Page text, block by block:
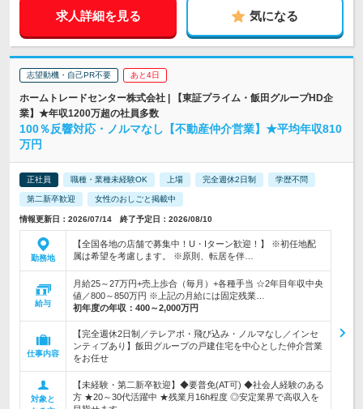
求人詳細を見る 気になる
志望動機・自己PR不要 あと4日
ホームトレードセンター株式会社 | 【東証プライム・飯田グループHD企
業】★年収1200万超の社員多数
100％反響対応・ノルマなし【不動産仲介営業】★平均年収810
万円
正社員 職種・業種未経験OK 上場 完全週休2日制 学歴不問
第二新卒歓迎 女性のおしごと掲載中
情報更新日：2026/07/14 終了予定日：2026/08/10
勤務地
【全国各地の店舗で募集中！U・Iターン歓迎！】 ※初任地配
属は希望を考慮します。 ※原則、転居を伴…
給与
月給25～27万円+売上歩合（毎月）+各種手当 ☆2年目年収中央
値／800～850万円 ※上記の月給には固定残業…
初年度の年収： 400～2,000万円
仕事内容
【完全週休2日制／テレアポ・飛び込み・ノルマなし／インセ
ンティブあり】飯田グループの戸建住宅を中心とした仲介営業
をお任せ
対象と
【未経験・第二新卒歓迎】◆要普免(AT可) ◆社会人経験のある
方 ★20～30代活躍中 ★残業月16h程度 ◎安定業界で高収入を